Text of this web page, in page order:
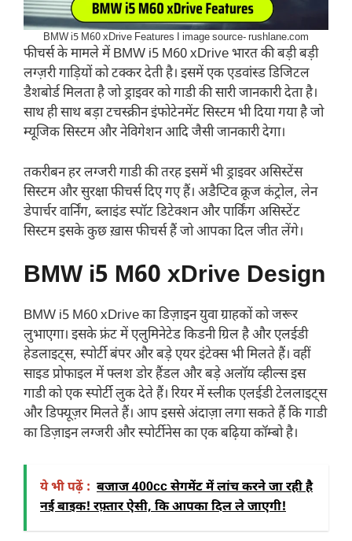
BMW i5 M60 xDrive Features I image source- rushlane.com
फीचर्स के मामले में BMW i5 M60 xDrive भारत की बड़ी बड़ी
लग्ज़री गाड़ियों को टक्कर देती है। इसमें एक एडवांस्ड डिजिटल
डैशबोर्ड मिलता है जो ड्राइवर को गाडी की सारी जानकारी देता है।
साथ ही साथ बड़ा टचस्क्रीन इंफोटेनमेंट सिस्टम भी दिया गया है जो
म्यूजिक सिस्टम और नेविगेशन आदि जैसी जानकारी देगा।
तकरीबन हर लग्जरी गाडी की तरह इसमें भी ड्राइवर असिस्टेंस
सिस्टम और सुरक्षा फीचर्स दिए गए हैं। अडैप्टिव क्रूज कंट्रोल, लेन
डेपार्चर वार्निंग, ब्लाइंड स्पॉट डिटेक्शन और पार्किंग असिस्टेंट
सिस्टम इसके कुछ ख़ास फीचर्स हैं जो आपका दिल जीत लेंगे।
BMW i5 M60 xDrive Design
BMW i5 M60 xDrive का डिज़ाइन युवा ग्राहकों को जरूर
लुभाएगा। इसके फ्रंट में एलुमिनेटेड किडनी ग्रिल है और एलईडी
हेडलाइट्स, स्पोर्टी बंपर और बड़े एयर इंटेक्स भी मिलते हैं। वहीं
साइड प्रोफाइल में फ्लश डोर हैंडल और बड़े अलॉय व्हील्स इस
गाडी को एक स्पोर्टी लुक देते हैं। रियर में स्लीक एलईडी टेललाइट्स
और डिफ्यूज़र मिलते हैं। आप इससे अंदाज़ा लगा सकते हैं कि गाडी
का डिज़ाइन लग्जरी और स्पोर्टीनेस का एक बढ़िया कॉम्बो है।
ये भी पढ़ें : बजाज 400cc सेगमेंट में लांच करने जा रही है
नई बाइक! रफ़्तार ऐसी, कि आपका दिल ले जाएगी!